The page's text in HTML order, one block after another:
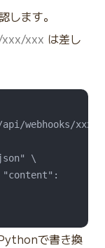
します。
xxx は差し
api/webhooks/xxx/
で書き換